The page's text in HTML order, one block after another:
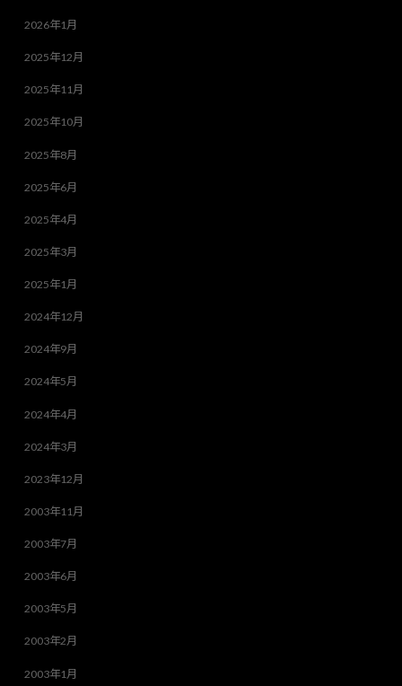
2026年1月
2025年12月
2025年11月
2025年10月
2025年8月
2025年6月
2025年4月
2025年3月
2025年1月
2024年12月
2024年9月
2024年5月
2024年4月
2024年3月
2023年12月
2003年11月
2003年7月
2003年6月
2003年5月
2003年2月
2003年1月